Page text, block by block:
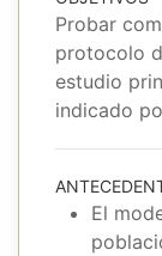
Probar
protocolo
estudio
indicado
El